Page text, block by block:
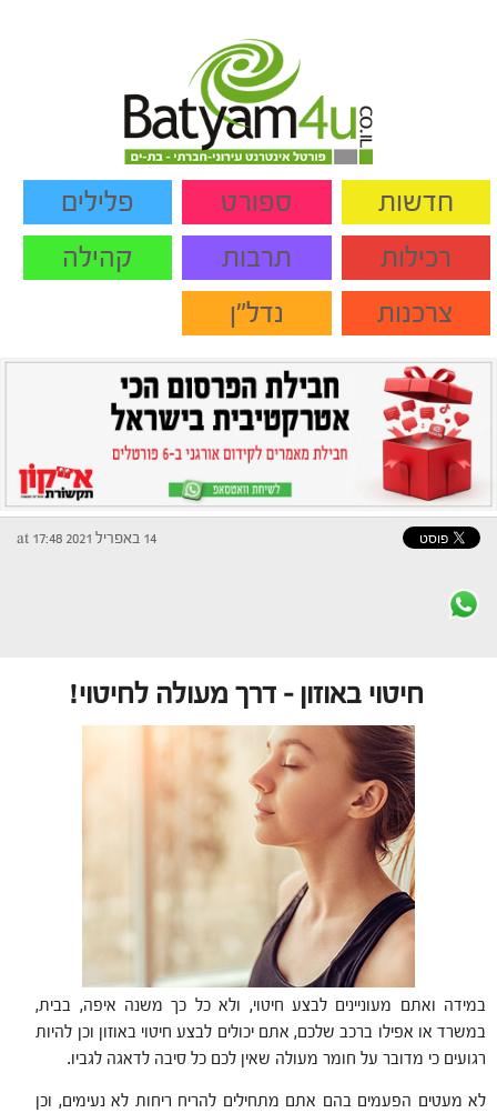
חדשות ספורט
פלילים
רכילות
תרבות
קהילה
צרכנות
נדל"ן
14 באפריל 2021 at 17:48
חיטוי באוזון – דרך מעולה לחיטוי!
במידה ואתם מעוניינים לבצע חיטוי, ולא כל כך משנה איפה, בבית,
במשרד או אפילו ברכב שלכם, אתם יכולים לבצע חיטוי באוזון וכן להיות
רגועים כי מדובר על חומר מעולה שאין לכם כל סיבה לדאגה לגביו.
לא מעטים הפעמים בהם אתם מתחילים להריח ריחות לא נעימים, וכן